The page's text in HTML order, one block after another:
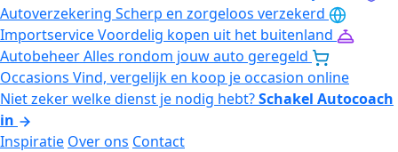
Autoverzekering Scherp en zorgeloos verzekerd
ImportserviceVoordelig kopen uit het buitenland
AutobeheerAlles rondom jouw auto geregeld
Occasions Vind, vergelijk en koop je occasion online
Niet zeker welke dienst je nodig hebt?Schakel Autocoach
in
Inspiratie Over ons Contact